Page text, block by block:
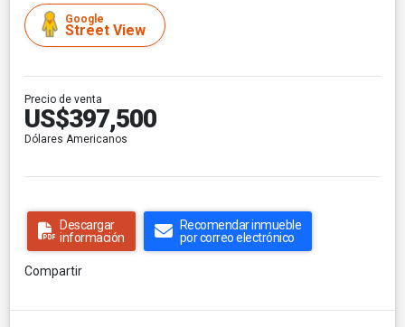
Google
Street View
Precio de venta
US$397,500
Dólares Americanos
Descargar
información
Recomendar inmueble
por correo electrónico
Compartir